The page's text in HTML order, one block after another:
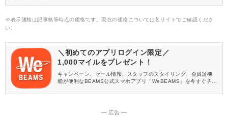
※表示価格は記事執筆時点の価格です。現在の価格については各サイトでご確認くださ
い。
＼初めてのアプリログイン限定／
1,000マイルをプレゼント！
キャンペーン、セール情報、スタッフのスタイリング、会員証機
能が便利なBEAMS公式スマホアプリ「WeBEAMS」を今すぐチェ
― 広告 ―